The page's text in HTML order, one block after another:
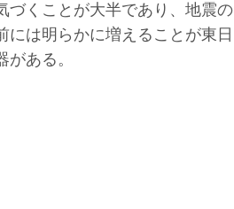
づくことが大半であり、地震の
は明らかに増えることが東日
ある。